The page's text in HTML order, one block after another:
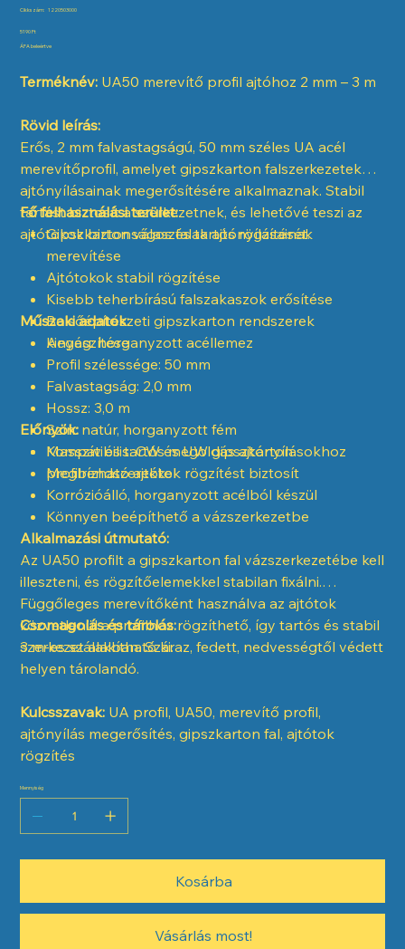
Cikkszám: Cikkszám:
1220503000
Ár
5190 Ft
ÁFA beleértve
Terméknév: UA50 merevítő profil ajtóhoz 2 mm – 3 m
Rövid leírás:
Erős, 2 mm falvastagságú, 50 mm széles UA acél
merevítőprofil, amelyet gipszkarton falszerkezetek
ajtónyílásainak megerősítésére alkalmaznak. Stabil
tartást biztosít a szerkezetnek, és lehetővé teszi az
ajtótokok biztonságos és tartós rögzítését.
Fő felhasználási terület:
Gipszkarton válaszfalak ajtónyílásainak
merevítése
Ajtótokok stabil rögzítése
Kisebb teherbírású falszakaszok erősítése
Belsőépítészeti gipszkarton rendszerek
kiegészítése
Műszaki adatok:
Anyag: horganyzott acéllemez
Profil szélessége: 50 mm
Falvastagság: 2,0 mm
Hossz: 3,0 m
Szín: natúr, horganyzott fém
Kompatibilis: CW és UW gipszkarton
profilrendszerekkel
Előnyök:
Masszív és tartós megoldás ajtónyílásokhoz
Megbízható ajtótok rögzítést biztosít
Korrózióálló, horganyzott acélból készül
Könnyen beépíthető a vázszerkezetbe
Alkalmazási útmutató:
Az UA50 profilt a gipszkarton fal vázszerkezetébe kell
illeszteni, és rögzítőelemekkel stabilan fixálni.
Függőleges merevítőként használva az ajtótok
közvetlenül a profilhoz rögzíthető, így tartós és stabil
szerkezet alakítható ki.
Csomagolás és tárolás:
3 m-es szálakban. Száraz, fedett, nedvességtől védett
helyen tárolandó.
Kulcsszavak: UA profil, UA50, merevítő profil,
ajtónyílás megerősítés, gipszkarton fal, ajtótok
rögzítés
Mennyiség
Kosárba
Vásárlás most!